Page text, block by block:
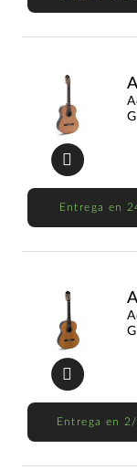
Entrega en
Entrega en